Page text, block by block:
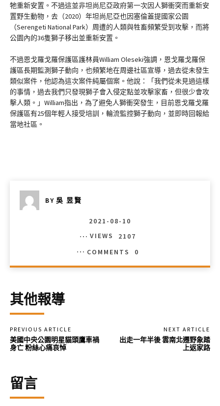
牠重新安置。不過這並非坦尚尼亞政府第一次因人獅衝突而重新安
置野生動物，去（2020）年坦尚尼亞也因塞倫蓋提國家公園
（Serengeti National Park）周遭的人類與牲畜頻繁受到攻擊，而將
公園內的36隻獅子移出並重新安置。
不過恩戈羅戈羅保護區護林員William Oleseki強調，恩戈羅戈羅保
護區長期監測獅子動向，也頻繁地在周邊社區宣導，過去從未發生
類似案件，他認為這次案件純屬個案。他說：「我們從未見過這樣
的事情，過去我們只發現獅子會入侵定點並攻擊家畜，但很少會攻
擊人類。」William指出，為了避免人獅衝突發生，目前恩戈羅戈羅
保護區有25個年輕人接受培訓，輪流監控獅子動向，並即時回報給
當地社區。
BY 吳 昱賢
2021-08-10
VIEWS
2107
COMMENTS
0
其他報導
PREVIOUS ARTICLE
美國中央公園明星貓頭鷹車禍
身亡 粉絲心痛哀悼
NEXT ARTICLE
出走一年半後 雲南北遷野象踏
上返家路
留言